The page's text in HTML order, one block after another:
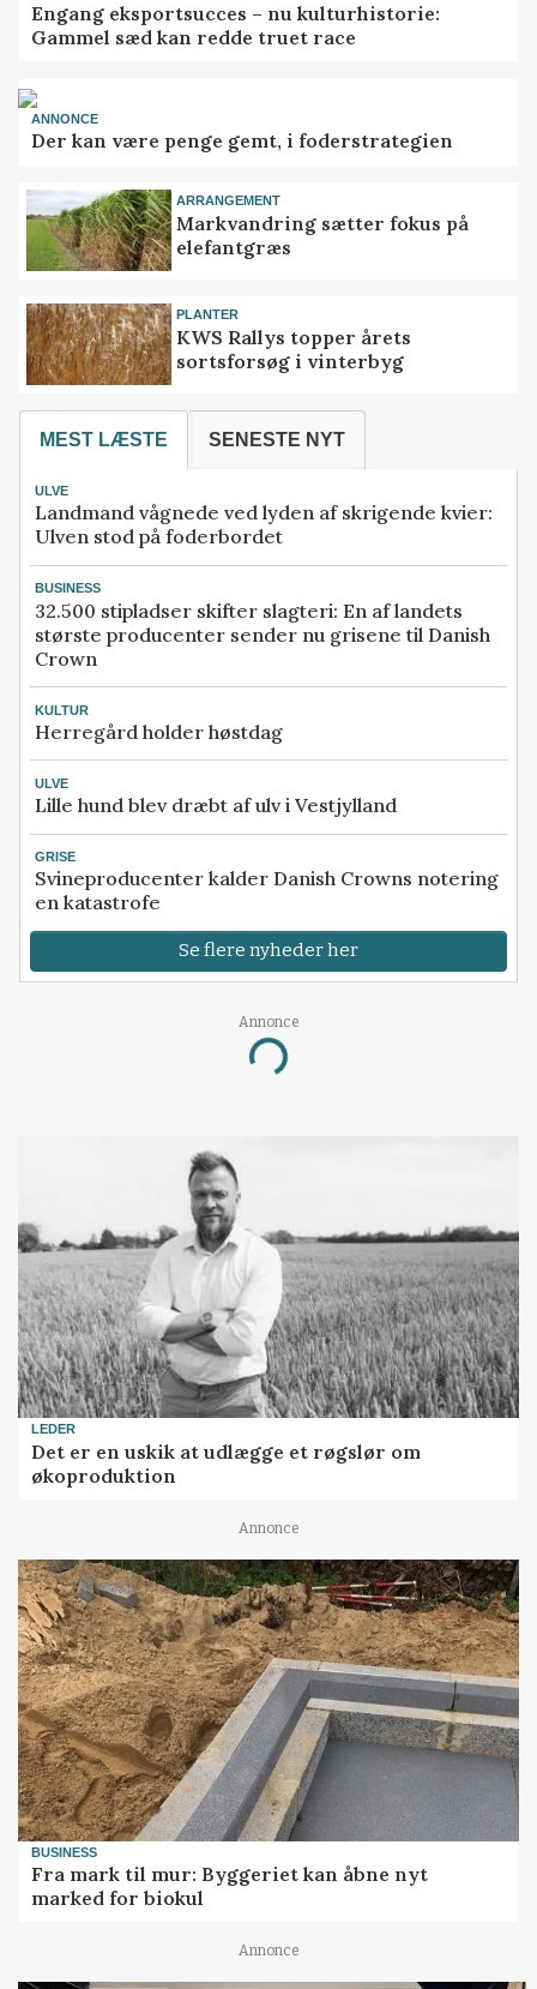
Engang eksportsucces – nu kulturhistorie:
Gammel sæd kan redde truet race
ANNONCE
Der kan være penge gemt, i foderstrategien
ARRANGEMENT
Markvandring sætter fokus på
elefantgræs
PLANTER
KWS Rallys topper årets
sortsforsøg i vinterbyg
MEST LÆSTE SENESTE NYT
ULVE
Landmand vågnede ved lyden af skrigende kvier:
Ulven stod på foderbordet
BUSINESS
32.500 stipladser skifter slagteri: En af landets
største producenter sender nu grisene til Danish
Crown
KULTUR
Herregård holder høstdag
ULVE
Lille hund blev dræbt af ulv i Vestjylland
GRISE
Svineproducenter kalder Danish Crowns notering
en katastrofe
Se flere nyheder her
Annonce
Loading...
LEDER
Det er en uskik at udlægge et røgslør om
økoproduktion
Annonce
BUSINESS
Fra mark til mur: Byggeriet kan åbne nyt
marked for biokul
Annonce